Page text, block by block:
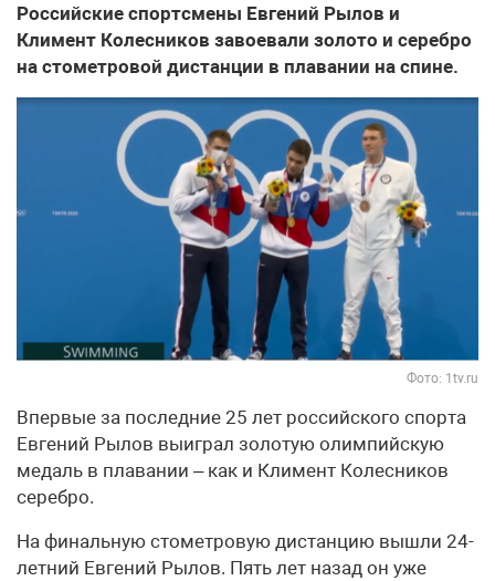
Российские спортсмены Евгений Рылов и
Климент Колесников завоевали золото и серебро
на стометровой дистанции в плавании на спине.
Фото: 1tv.ru
Впервые за последние 25 лет российского спорта
Евгений Рылов выиграл золотую олимпийскую
медаль в плавании – как и Климент Колесников
серебро.
На финальную стометровую дистанцию вышли 24-
летний Евгений Рылов. Пять лет назад он уже